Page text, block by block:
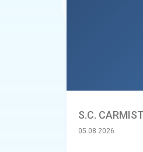
S.C.
05.08.2026